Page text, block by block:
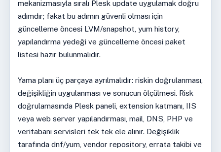
mekanizmasıyla sıralı Plesk update uygulamak doğru
adımdır; fakat bu adımın güvenli olması için
güncelleme öncesi LVM/snapshot, yum history,
yapılandırma yedeği ve güncelleme öncesi paket
listesi hazır bulunmalıdır.
Yama planı üç parçaya ayrılmalıdır: riskin doğrulanması,
değişikliğin uygulanması ve sonucun ölçülmesi. Risk
doğrulamasında Plesk paneli, extension katmanı, IIS
veya web server yapılandırması, mail, DNS, PHP ve
veritabanı servisleri tek tek ele alınır. Değişiklik
tarafında dnf/yum, vendor repository, errata takibi ve